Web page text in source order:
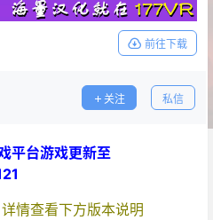
前往下载
关注 私信
平台游戏更新至
情查看下方版本说明